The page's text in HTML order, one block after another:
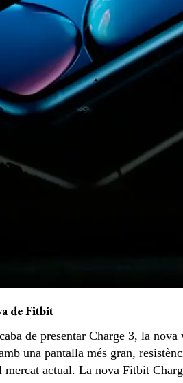
de Fitbit
de presentar Charge 3, la
una pantalla més gran,
mercat actual. La nova Fitbit